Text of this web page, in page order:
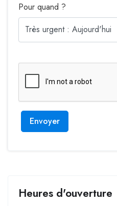
Pour quand ?
Envoyer
Heures d'ouverture